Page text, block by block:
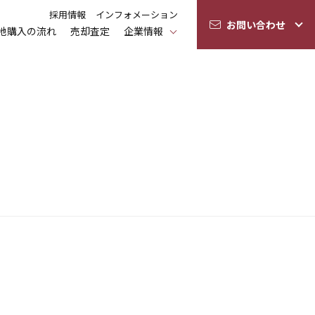
採用情報 インフォメーション
購入の流れ 売却査定 企業情報 お問い合わせ